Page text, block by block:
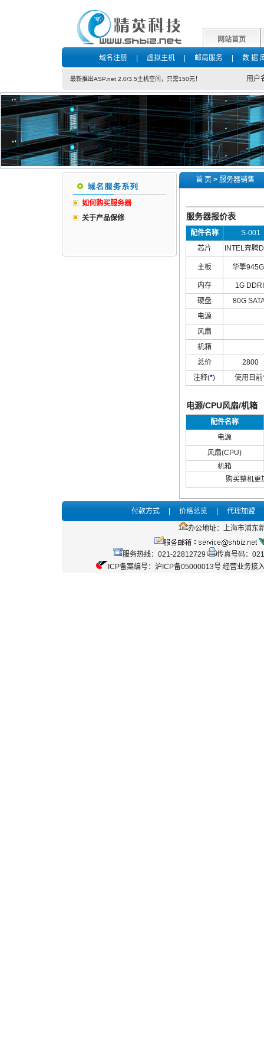
网站首页
域名注册| 虚拟主机| 邮局服务| 数 据
最新推出ASP.net 2.0/3.5主机空间，只需150元！ 用户
如何购买服务器
关于产品保修
首 页 > 服务器销售
服务器报价表
配件名称
S-001
芯片
INTEL奔腾
主板 华擎
内存
1G
硬盘
80G
电源
风扇
机箱
总价
2800
注释(*) 使用目
电源/CPU风扇/机箱
配件名称
电源
风扇(CPU)
机箱
购买整机更
付款方式 价格总览 代理加盟
办公地址：上海市浦东
服务热线：021-22812729
传真号码：
ICP备案编号：沪ICP备05000013号 经营业务接